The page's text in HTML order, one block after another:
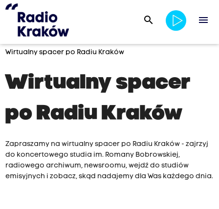
search menu
Wirtualny spacer po Radiu Kraków
Wirtualny spacer
po Radiu Kraków
Zapraszamy na wirtualny spacer po Radiu Kraków - zajrzyj
do koncertowego studia im. Romany Bobrowskiej,
radiowego archiwum, newsroomu, wejdź do studiów
emisyjnych i zobacz, skąd nadajemy dla Was każdego dnia.